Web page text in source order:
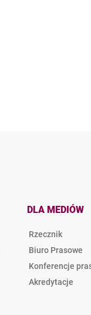
DLA MEDIÓW
Rzecznik
Biuro Prasowe
Konferencje
Akredytacje